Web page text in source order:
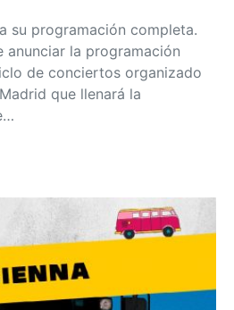
su programación completa.
anunciar la programación
de conciertos organizado
que llenará la